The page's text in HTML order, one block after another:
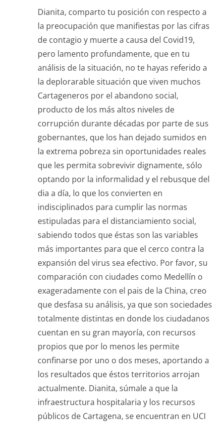
Dianita, comparto tu posición con respecto a
la preocupación que manifiestas por las cifras
de contagio y muerte a causa del Covid19,
pero lamento profundamente, que en tu
análisis de la situación, no te hayas referido a
la deplorarable situación que viven muchos
Cartageneros por el abandono social,
producto de los más altos niveles de
corrupción durante décadas por parte de sus
gobernantes, que los han dejado sumidos en
la extrema pobreza sin oportunidades reales
que les permita sobrevivir dignamente, sólo
optando por la informalidad y el rebusque del
dia a día, lo que los convierten en
indisciplinados para cumplir las normas
estipuladas para el distanciamiento social,
sabiendo todos que éstas son las variables
más importantes para que el cerco contra la
expansión del virus sea efectivo. Por favor, su
comparación con ciudades como Medellín o
exageradamente con el pais de la China, creo
que desfasa su análisis, ya que son sociedades
totalmente distintas en donde los ciudadanos
cuentan en su gran mayoría, con recursos
propios que por lo menos les permite
confinarse por uno o dos meses, aportando a
los resultados que éstos territorios arrojan
actualmente. Dianita, súmale a que la
infraestructura hospitalaria y los recursos
públicos de Cartagena, se encuentran en UCI